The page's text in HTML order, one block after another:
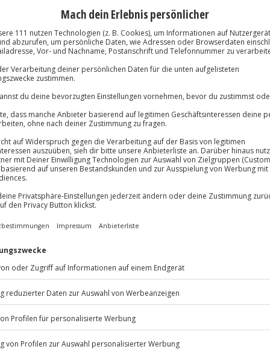
Gutschein 3 Jahre gültig
Kaufjahres
Hochwertige
Geschenkbox für Paare
Anzahl der Teilnehmer
Jochen Schweizer
Freie Erlebnis-Auswahl
Beispielerlebnisse:
Städtetrip
Kaufjahres
Anzahl der Teilnehmer
2 Personen
Jochen Schweizer
Freie Hotel-Auswahl aus
Deutschland, Österreich
europäischen Ländern